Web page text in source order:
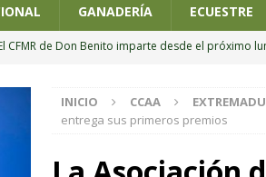
GANADERÍA ECUESTRE
CFMR de Don Benito imparte desde el próximo
preside la toma de posesión de los nuevos
organiza un seminario online sobre
INICIO CCAA
entrega sus primeros premios